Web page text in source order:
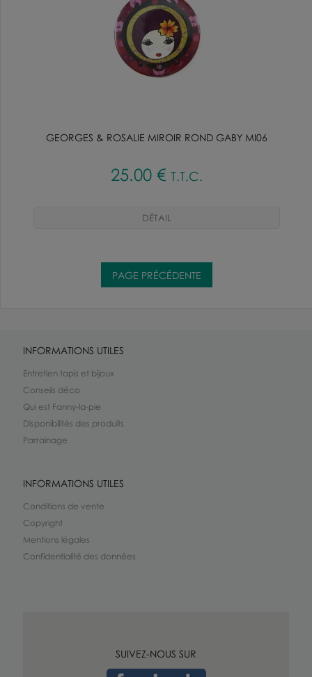
GEORGES & ROSALIE MIROIR ROND GABY MI06
25.00 € T.T.C.
INFORMATIONS UTILES
Entretien tapis et bijoux
Conseils déco
Qui est Fanny-la-pie
Disponibilités des produits
Parrainage
INFORMATIONS UTILES
Conditions de vente
Copyright
Mentions légales
Confidentialité des données
SUIVEZ-NOUS SUR